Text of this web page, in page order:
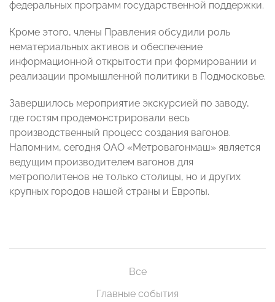
федеральных программ государственной поддержки.
Кроме этого, члены Правления обсудили роль
нематериальных активов и обеспечение
информационной открытости при формировании и
реализации промышленной политики в Подмосковье.
Завершилось мероприятие экскурсией по заводу,
где гостям продемонстрировали весь
производственный процесс создания вагонов.
Напомним, сегодня ОАО «Метровагонмаш» является
ведущим производителем вагонов для
метрополитенов не только столицы, но и других
крупных городов нашей страны и Европы.
Все
Главные события